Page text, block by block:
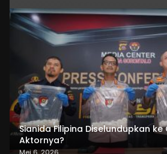
Sianida Filipina Diselundupkan
Aktornya?
Mei 6, 2026